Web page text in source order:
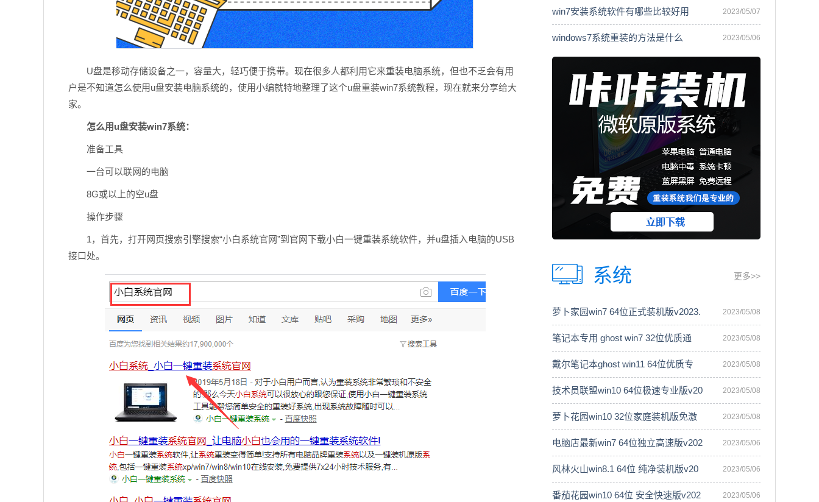
U盘是移动存储设备之一，容量大，轻巧便于携带。现在很多人都利用它来重装电脑系统，但也不乏会有用
户是不知道怎么使用u盘安装电脑系统的，使用小编就特地整理了这个u盘重装win7系统教程，现在就来分享给大
家。
怎么用u盘安装win7系统：
准备工具
一台可以联网的电脑
8G或以上的空u盘
操作步骤
1，首先，打开网页搜索引擎搜索“小白系统官网”到官网下载小白一键重装系统软件，并u盘插入电脑的USB
接口处。
win7安装系统软件有哪些比较好用 2023/05/07
windows7系统重装的方法是什么 2023/05/06
系统 更多>>
萝卜家园win7 64位正式装机版v2023. 2023/05/08
笔记本专用 ghost win7 32位优质通 2023/05/08
戴尔笔记本ghost win11 64位优质专 2023/05/08
技术员联盟win10 64位极速专业版v20 2023/05/08
萝卜花园win10 32位家庭装机版免激 2023/05/08
电脑店最新win7 64位独立高速版v202 2023/05/06
风林火山win8.1 64位 纯净装机版v20 2023/05/06
番茄花园win10 64位 安全快速版v202 2023/05/06